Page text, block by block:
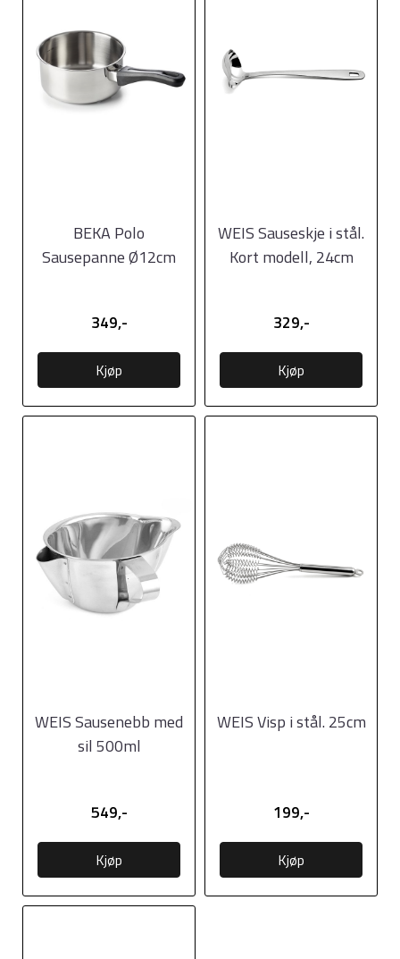
BEKA Polo
Sausepanne Ø12cm
349,-
Kjøp
WEIS Sauseskje i stål.
Kort modell, 24cm
329,-
Kjøp
WEIS Sausenebb med
sil 500ml
549,-
Kjøp
WEIS Visp i stål. 25cm
199,-
Kjøp